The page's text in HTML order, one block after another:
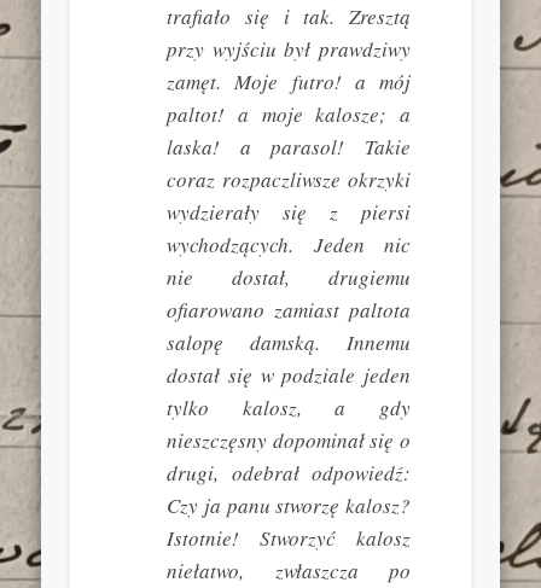
trafiało się i tak. Zresztą
przy wyjściu był prawdziwy
zamęt. Moje futro! a mój
paltot! a moje kalosze; a
laska! a parasol! Takie
coraz rozpaczliwsze okrzyki
wydzierały się z piersi
wychodzących. Jeden nic
nie dostał, drugiemu
ofiarowano zamiast paltota
salopę damską. Innemu
dostał się w podziale jeden
tylko kalosz, a gdy
nieszczęsny dopominał się o
drugi, odebrał odpowiedź:
Czy ja panu stworzę kalosz?
Istotnie! Stworzyć kalosz
niełatwo, zwłaszcza po